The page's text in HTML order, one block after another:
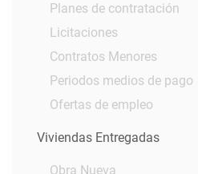
Planes de contratación
Licitaciones
Contratos Menores
Periodos medios de pago
Ofertas de empleo
Viviendas Entregadas
Obra Nueva